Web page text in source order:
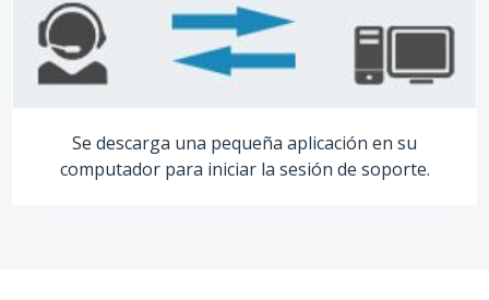
Se descarga una pequeña aplicación en su
computador para iniciar la sesión de soporte.